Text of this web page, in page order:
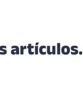
artículos.